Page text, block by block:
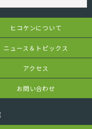
ヒコケンについて
ニュース＆トピックス
アクセス
お問い合わせ